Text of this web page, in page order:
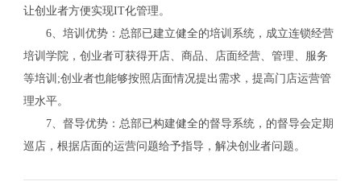
让创业者方便实现IT化管理。
6、培训优势：总部已建立健全的培训系统，成立连锁经营
培训学院，创业者可获得开店、商品、店面经营、管理、服务
等培训;创业者也能够按照店面情况提出需求，提高门店运营管
理水平。
7、督导优势：总部已构建健全的督导系统，的督导会定期
巡店，根据店面的运营问题给予指导，解决创业者问题。